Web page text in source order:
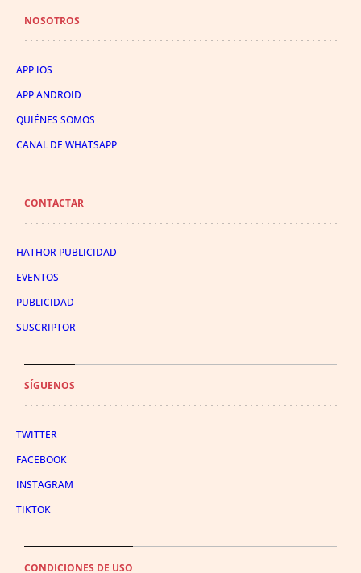
NOSOTROS
APP IOS
APP ANDROID
QUIÉNES SOMOS
CANAL DE WHATSAPP
CONTACTAR
HATHOR PUBLICIDAD
EVENTOS
PUBLICIDAD
SUSCRIPTOR
SÍGUENOS
TWITTER
FACEBOOK
INSTAGRAM
TIKTOK
CONDICIONES DE USO